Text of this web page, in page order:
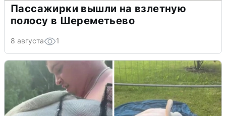
Пассажирки вышли на взлетную
полосу в Шереметьево
8 августа 1